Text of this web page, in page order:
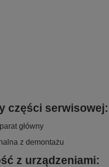
części serwisowej:
główny
z demontażu
z urządzeniami: